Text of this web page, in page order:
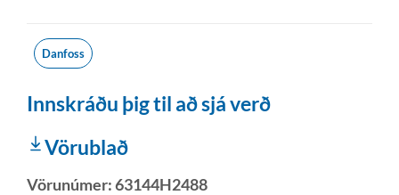
Danfoss
Innskráðu þig til að sjá verð
Vörublað
Vörunúmer:63144H2488